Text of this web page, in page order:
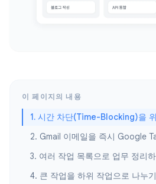
이 페이지의 내용
2. Gmail 이메일을 즉시 Google
3. 여러 작업 목록으로 업무 정리
4. 큰 작업을 하위 작업으로 나누기